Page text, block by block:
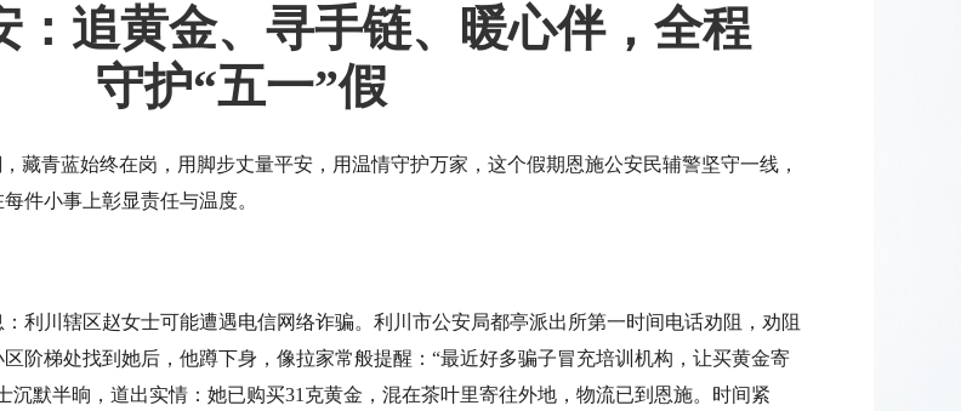
：追黄金、寻手链、暖心伴，全程
守护“五一”假
青蓝始终在岗，用脚步丈量平安，用温情守护万家，这个假期恩施公安民辅警坚守一线，
件小事上彰显责任与温度。
川辖区赵女士可能遭遇电信网络诈骗。利川市公安局都亭派出所第一时间电话劝阻，劝阻
阶梯处找到她后，他蹲下身，像拉家常般提醒：“最近好多骗子冒充培训机构，让买黄金寄
沉默半晌，道出实情：她已购买31克黄金，混在茶叶里寄往外地，物流已到恩施。时间紧